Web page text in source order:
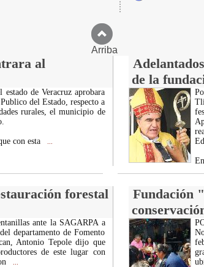
Arriba
al
de la
de Veracruz aprobara
del Estado, respecto a
rurales, el municipio de
con esta
En
forestal
Fundación
ante la SAGARPA a
departamento de Fomento
Antonio Tepole dijo que
de este lugar con